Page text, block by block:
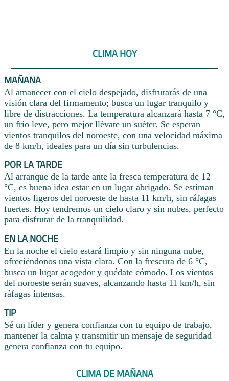
CLIMA HOY
MAÑANA
Al amanecer con el cielo despejado, disfrutarás de una
visión clara del firmamento; busca un lugar tranquilo y
libre de distracciones. La temperatura alcanzará hasta 7 °C,
un frío leve, pero mejor llévate un suéter. Se esperan
vientos tranquilos del noroeste, con una velocidad máxima
de 8 km/h, ideales para un día sin turbulencias.
POR LA TARDE
Al arranque de la tarde ante la fresca temperatura de 12
°C, es buena idea estar en un lugar abrigado. Se estiman
vientos ligeros del noroeste de hasta 11 km/h, sin ráfagas
fuertes. Hoy tendremos un cielo claro y sin nubes, perfecto
para disfrutar de la tranquilidad.
EN LA NOCHE
En la noche el cielo estará limpio y sin ninguna nube,
ofreciéndonos una vista clara. Con la frescura de 6 °C,
busca un lugar acogedor y quédate cómodo. Los vientos
del noroeste serán suaves, alcanzando hasta 11 km/h, sin
ráfagas intensas.
TIP
Sé un líder y genera confianza con tu equipo de trabajo,
mantener la calma y transmitir un mensaje de seguridad
genera confianza con tu equipo.
CLIMA DE MAÑANA